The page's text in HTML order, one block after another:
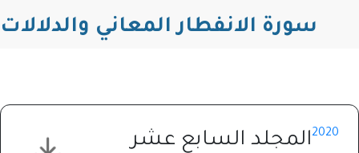
سورة الانفطار المعاني والدلالات
2020المجلد السابع عشر